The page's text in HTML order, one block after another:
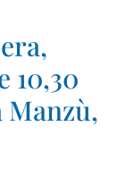
10,30
Manzù,